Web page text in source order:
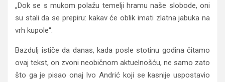
„Dok se s mukom polažu temelji hramu naše slobode, oni
su stali da se prepiru: kakav će oblik imati zlatna jabuka na
vrh kupole“.
Bazdulj ističe da danas, kada posle stotinu godina čitamo
ovaj tekst, on zvoni neobičnom aktuelnošću, ne samo zato
što ga je pisao onaj Ivo Andrić koji se kasnije uspostavio